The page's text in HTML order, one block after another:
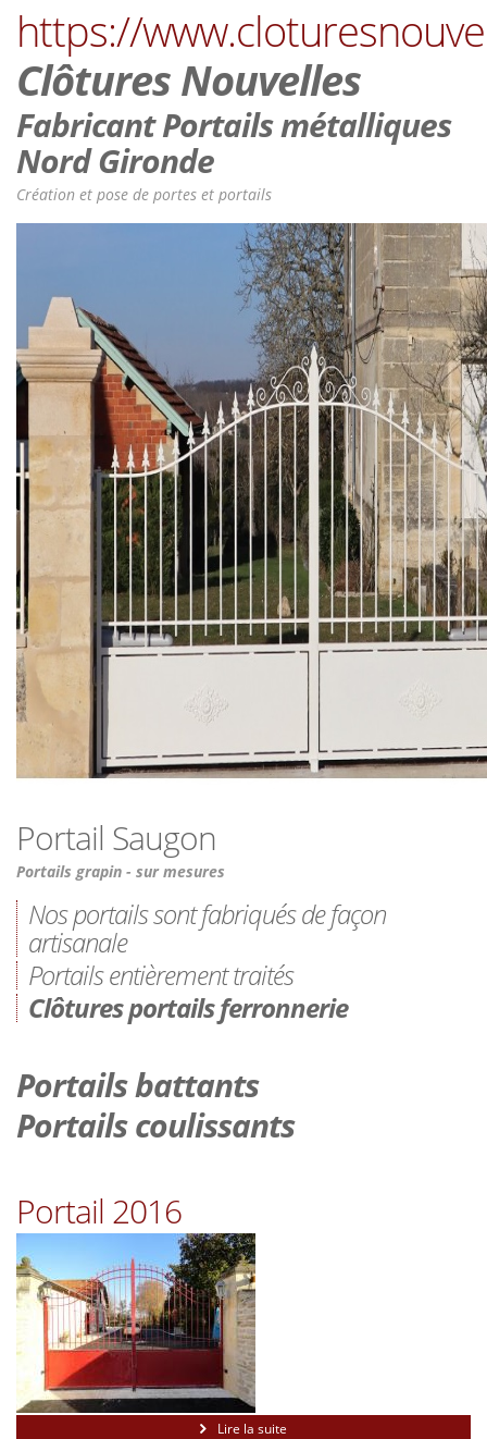
https://
Clôtures Nouvelles
Fabricant Portails métalliques
Nord Gironde
Création et pose de portes et portails
Portail Saugon
Portails grapin - sur mesures
Nos portails sont fabriqués de façon
artisanale
Portails entièrement traités
Clôtures portails ferronnerie
Portails battants
Portails coulissants
Portail 2016
Lire la suite